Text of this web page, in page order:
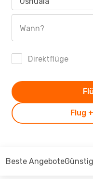
Wann?
Direktflüge
Flug
Beste Angebote